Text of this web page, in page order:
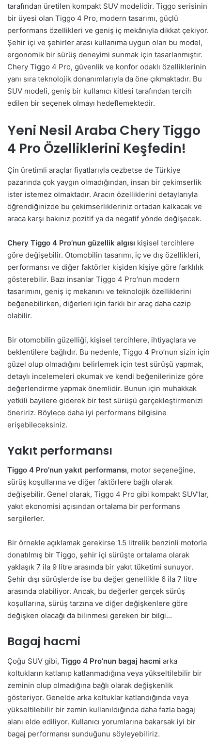
tarafından üretilen kompakt SUV modelidir. Tiggo serisinin
bir üyesi olan Tiggo 4 Pro, modern tasarımı, güçlü
performans özellikleri ve geniş iç mekânıyla dikkat çekiyor.
Şehir içi ve şehirler arası kullanıma uygun olan bu model,
ergonomik bir sürüş deneyimi sunmak için tasarlanmıştır.
Chery Tiggo 4 Pro, güvenlik ve konfor odaklı özelliklerinin
yanı sıra teknolojik donanımlarıyla da öne çıkmaktadır. Bu
SUV modeli, geniş bir kullanıcı kitlesi tarafından tercih
edilen bir seçenek olmayı hedeflemektedir.
Yeni Nesil Araba Chery Tiggo
4 Pro Özelliklerini Keşfedin!
Çin üretimli araçlar fiyatlarıyla cezbetse de Türkiye
pazarında çok yaygın olmadığından, insan bir çekimserlik
ister istemez olmaktadır. Aracın özelliklerini detaylarıyla
öğrendiğinizde bu çekimserlikleriniz ortadan kalkacak ve
araca karşı bakınız pozitif ya da negatif yönde değişecek.
Chery Tiggo 4 Pro’nun güzellik algısı kişisel tercihlere
göre değişebilir. Otomobilin tasarımı, iç ve dış özellikleri,
performansı ve diğer faktörler kişiden kişiye göre farklılık
gösterebilir. Bazı insanlar Tiggo 4 Pro’nun modern
tasarımını, geniş iç mekanını ve teknolojik özelliklerini
beğenebilirken, diğerleri için farklı bir araç daha cazip
olabilir.
Bir otomobilin güzelliği, kişisel tercihlere, ihtiyaçlara ve
beklentilere bağlıdır. Bu nedenle, Tiggo 4 Pro’nun sizin için
güzel olup olmadığını belirlemek için test sürüşü yapmak,
detaylı incelemeleri okumak ve kendi beğenilerinize göre
değerlendirme yapmak önemlidir. Bunun için muhakkak
yetkili bayilere giderek bir test sürüşü gerçekleştirmenizi
öneririz. Böylece daha iyi performans bilgisine
erişebileceksiniz.
Yakıt performansı
Tiggo 4 Pro’nun yakıt performansı, motor seçeneğine,
sürüş koşullarına ve diğer faktörlere bağlı olarak
değişebilir. Genel olarak, Tiggo 4 Pro gibi kompakt SUV’lar,
yakıt ekonomisi açısından ortalama bir performans
sergilerler.
Bir örnekle açıklamak gerekirse 1.5 litrelik benzinli motorla
donatılmış bir Tiggo, şehir içi sürüşte ortalama olarak
yaklaşık 7 ila 9 litre arasında bir yakıt tüketimi sunuyor.
Şehir dışı sürüşlerde ise bu değer genellikle 6 ila 7 litre
arasında olabiliyor. Ancak, bu değerler gerçek sürüş
koşullarına, sürüş tarzına ve diğer değişkenlere göre
değişken olacağı da bilinmesi gereken bir bilgi…
Bagaj hacmi
Çoğu SUV gibi, Tiggo 4 Pro’nun bagaj hacmi arka
koltukların katlanıp katlanmadığına veya yükseltilebilir bir
zeminin olup olmadığına bağlı olarak değişkenlik
gösteriyor. Genelde arka koltuklar katlandığında veya
yükseltilebilir bir zemin kullanıldığında daha fazla bagaj
alanı elde ediliyor. Kullanıcı yorumlarına bakarsak iyi bir
bagaj performansı sunduğunu söyleyebiliriz.